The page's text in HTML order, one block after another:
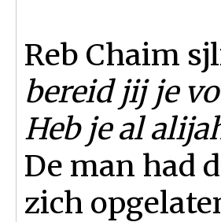
Reb Chaim
bereid jij je
Heb je al
De man had
zich